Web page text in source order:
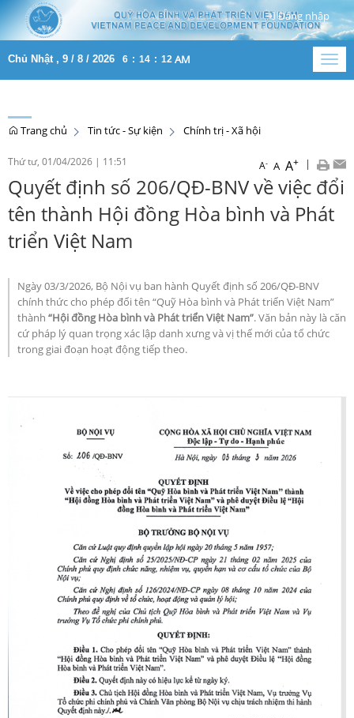
Đăng nhập
Chủ Nhật , 9 / 8 / 2026 6 : 14 : 12 AM
Trang chủ Tin tức - Sự kiện Chính trị - Xã hội
Thứ tư, 01/04/2026 | 11:51 A- A A+ |
Quyết định số 206/QĐ-BNV về việc đổi
tên thành Hội đồng Hòa bình và Phát
triển Việt Nam
Ngày 03/3/2026, Bộ Nội vụ ban hành Quyết định số 206/QĐ-BNV
chính thức cho phép đổi tên “Quỹ Hòa bình và Phát triển Việt Nam”
thành “Hội đồng Hòa bình và Phát triển Việt Nam”. Văn bản này là căn
cứ pháp lý quan trọng xác lập danh xưng và vị thế mới của tổ chức
trong giai đoạn hoạt động tiếp theo.